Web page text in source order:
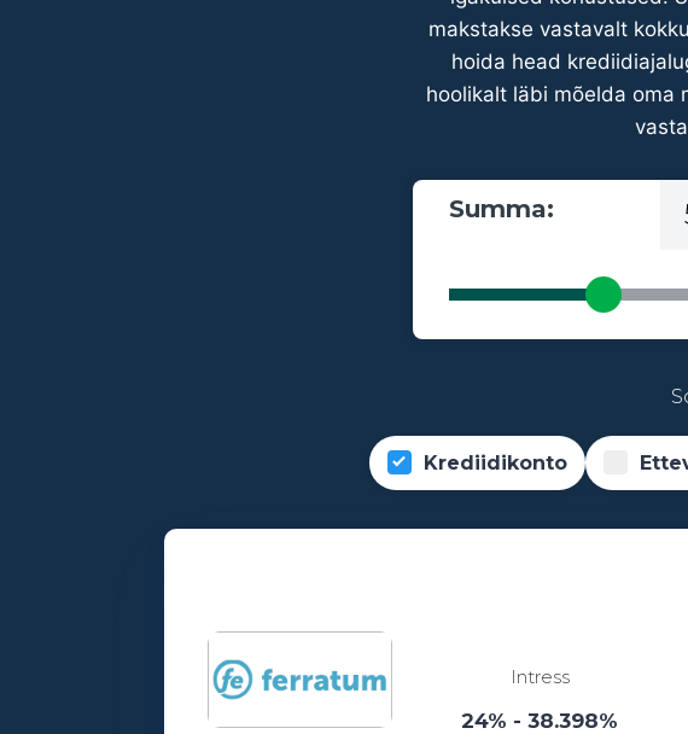
makstakse vastavalt
hoida head
hoolikalt läbi mõelda oma
Summa:
Krediidikonto
Intress
24% - 38.398%